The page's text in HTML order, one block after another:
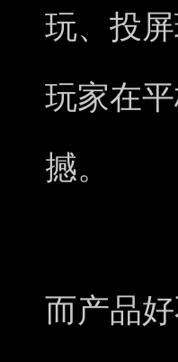
玩、投
玩家在
撼。
而产品